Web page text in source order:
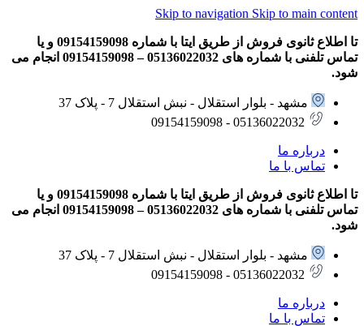
Skip to navigation Skip to main content
تا اطلاع ثانوی فروش از طریق ایتا با شماره 09154159098 و یا
تماس تلفنی با شماره های 05136022032 – 09154159098 انجام می
شود.
مشهد - بلوار استقلال - نبش استقلال 7 - پلاک 37
05136022032 - 09154159098
درباره ما
تماس با ما
تا اطلاع ثانوی فروش از طریق ایتا با شماره 09154159098 و یا
تماس تلفنی با شماره های 05136022032 – 09154159098 انجام می
شود.
مشهد - بلوار استقلال - نبش استقلال 7 - پلاک 37
05136022032 - 09154159098
درباره ما
تماس با ما